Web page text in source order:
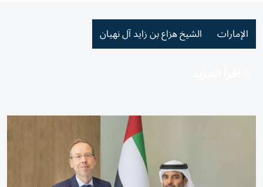
الإمارات الشيخ هزاع بن زايد آل نهيان